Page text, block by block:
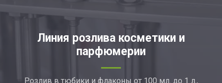
Розлив в тюбики и флаконы от 100 мл. до 1 л.,
Линия розлива косметики и
парфюмерии